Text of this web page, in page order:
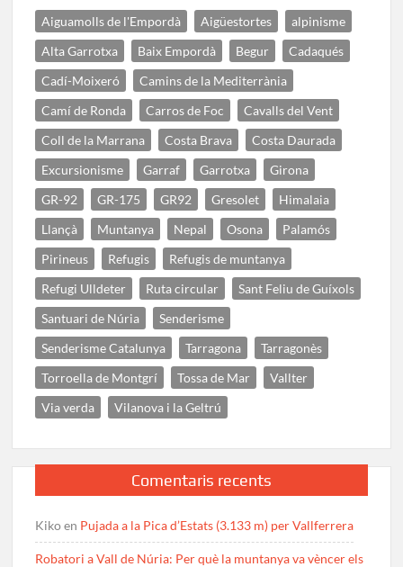
Aiguamolls de l'Empordà Aigüestortes
alpinisme
Alta Garrotxa
Baix Empordà Begur
Cadaqués
Cadí-Moixeró
Camins de la Mediterrània
Camí de Ronda
Carros de Foc
Cavalls del Vent
Coll de la Marrana
Costa Brava
Costa Daurada
Excursionisme
Garraf Garrotxa
Girona
GR-92
GR-175 GR92 Gresolet
Himalaia
Llançà
Muntanya Nepal Osona
Palamós
Pirineus
Refugis
Refugis de muntanya
Refugi Ulldeter
Ruta circular
Sant Feliu de Guíxols
Santuari de Núria
Senderisme
Senderisme Catalunya
Tarragona
Tarragonès
Torroella de Montgrí
Tossa de Mar
Vallter
Via verda
Vilanova i la Geltrú
Comentaris recents
Kikoen Pujada a la Pica d’Estats (3.133 m) per Vallferrera
Robatori a Vall de Núria: Per què la muntanya va vèncer els